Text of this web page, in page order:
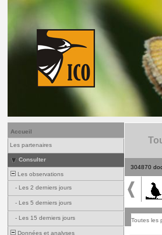
Accueil
Les partenaires
Consulter
Les observations
- Les 2 derniers jours
- Les 5 derniers jours
- Les 15 derniers jours
Données et analyses
304870
Toutes les